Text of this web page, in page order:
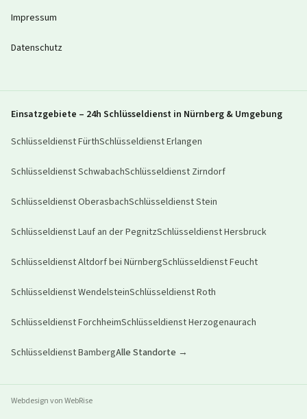
Impressum
Datenschutz
Einsatzgebiete – 24h Schlüsseldienst in Nürnberg & Umgebung
SchlüsseldienstFürthSchlüsseldienstErlangen
SchlüsseldienstSchwabachSchlüsseldienst Zirndorf
SchlüsseldienstOberasbachSchlüsseldienstStein
SchlüsseldienstLauf an der PegnitzSchlüsseldienstHersbruck
SchlüsseldienstAltdorf bei NürnbergSchlüsseldienstFeucht
SchlüsseldienstWendelsteinSchlüsseldienstRoth
SchlüsseldienstForchheimSchlüsseldienstHerzogenaurach
SchlüsseldienstBambergAlle Standorte →
Webdesign von WebRise